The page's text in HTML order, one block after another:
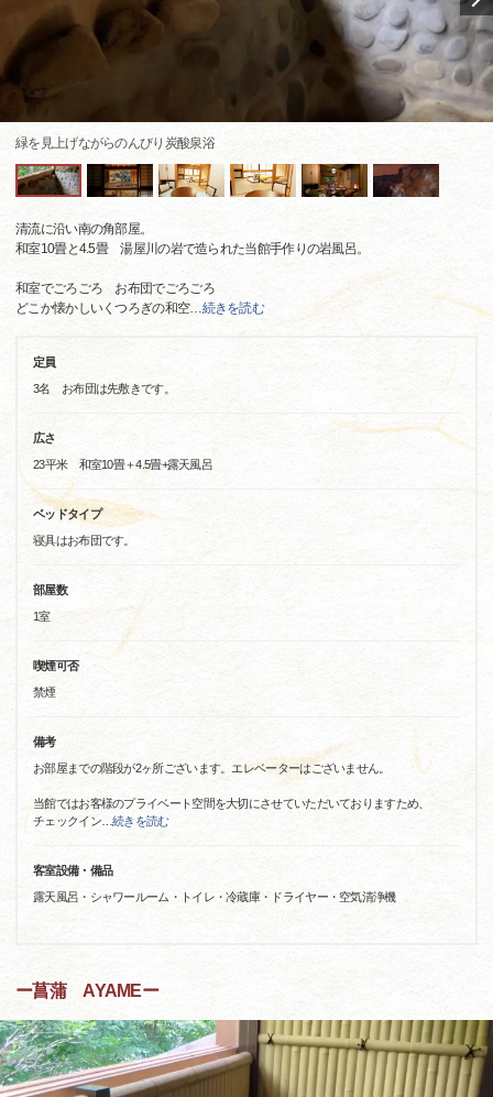
緑を見上げながらのんびり炭酸泉浴
清流に沿い南の角部屋。
和室10畳と4.5畳 湯屋川の岩で造られた当館手作りの岩風呂。
和室でごろごろ お布団でごろごろ
どこか懐かしいくつろぎの和空…続きを読む
定員
3名 お布団は先敷きです。
広さ
23平米 和室10畳＋4.5畳+露天風呂
ベッドタイプ
寝具はお布団です。
部屋数
1室
喫煙可否
禁煙
備考
お部屋までの階段が2ヶ所ございます。エレベーターはございません。
当館ではお客様のプライベート空間を大切にさせていただいておりますため、
チェックイン…続きを読む
客室設備・備品
露天風呂・シャワールーム・トイレ・冷蔵庫・ドライヤー・空気清浄機
ー菖蒲 AYAMEー